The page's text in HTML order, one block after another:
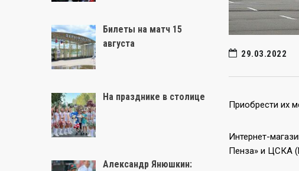
29.03.2022
Приобрести их
Интернет-
Пенза» и ЦСКА
Билеты на матч 15
августа
На празднике в столице
Александр Янюшкин: